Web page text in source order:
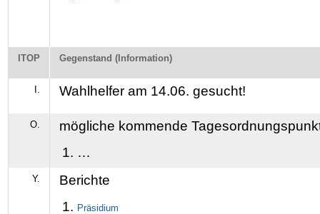
ITOP Gegenstand (Information)
I. Wahlhelfer am 14.06. gesucht!
O.
mögliche kommende
…
Y. Berichte
Präsidium